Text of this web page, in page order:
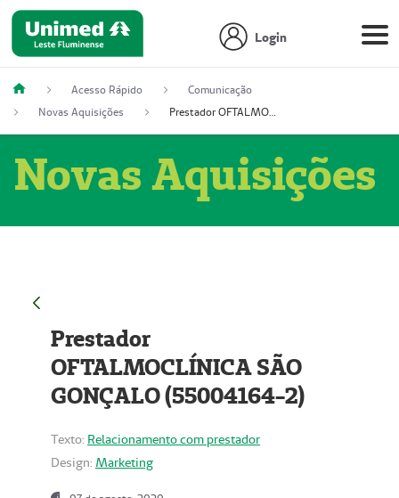
Login
Acesso Rápido
Comunicação
Novas Aquisições
Prestador OFTALMOCLÍNICA SÃO GONÇALO (55004164-2)
Novas Aquisições
Prestador
OFTALMOCLÍNICA SÃO
GONÇALO (55004164-2)
Texto: Relacionamento com prestador
Design: Marketing